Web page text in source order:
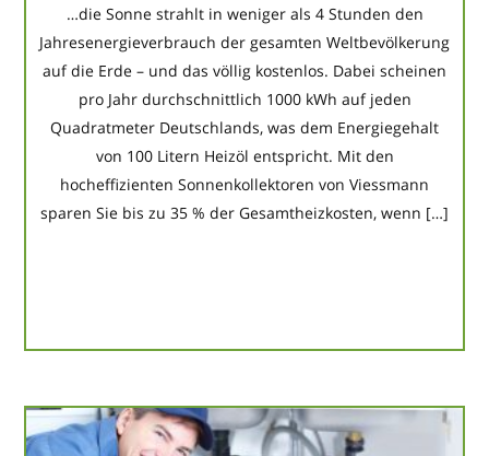
…die Sonne strahlt in weniger als 4 Stunden den
Jahresenergieverbrauch der gesamten Weltbevölkerung
auf die Erde – und das völlig kostenlos. Dabei scheinen
pro Jahr durchschnittlich 1000 kWh auf jeden
Quadratmeter Deutschlands, was dem Energiegehalt
von 100 Litern Heizöl entspricht. Mit den
hocheffizienten Sonnenkollektoren von Viessmann
sparen Sie bis zu 35 % der Gesamtheizkosten, wenn […]